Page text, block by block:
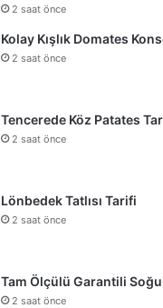
2 saat önce
Kolay Kışlık Domates
2 saat önce
Tencerede Köz Patates
2 saat önce
Lönbedek Tatlısı Tarifi
2 saat önce
Tam Ölçülü Garantili
2 saat önce